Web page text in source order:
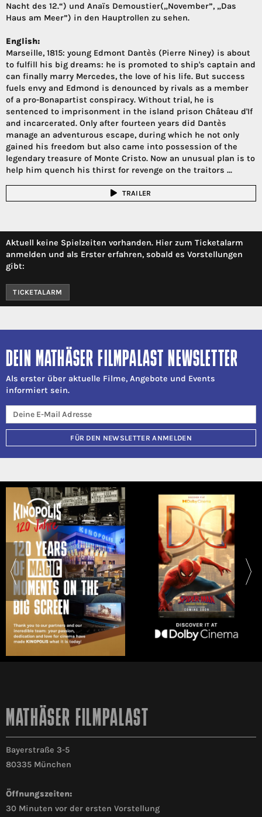
Nacht des 12.“) und Anaïs Demoustier(„November”, „Das
Haus am Meer”) in den Hauptrollen zu sehen.
English:
Marseille, 1815: young Edmont Dantès (Pierre Niney) is about
to fulfill his big dreams: he is promoted to ship's captain and
can finally marry Mercedes, the love of his life. But success
fuels envy and Edmond is denounced by rivals as a member
of a pro-Bonapartist conspiracy. Without trial, he is
sentenced to imprisonment in the island prison Château d'If
and incarcerated. Only after fourteen years did Dantès
manage an adventurous escape, during which he not only
gained his freedom but also came into possession of the
legendary treasure of Monte Cristo. Now an unusual plan is to
help him quench his thirst for revenge on the traitors ...
TRAILER
Aktuell keine Spielzeiten vorhanden. Hier zum Ticketalarm
anmelden und als Erster erfahren, sobald es Vorstellungen
gibt:
TICKETALARM
DEIN MATHÄSER FILMPALAST NEWSLETTER
Als erster über aktuelle Filme, Angebote und Events
informiert sein.
FÜR DEN NEWSLETTER ANMELDEN
MATHÄSER FILMPALAST
Bayerstraße 3-5
80335 München
Öffnungszeiten:
30 Minuten vor der ersten Vorstellung